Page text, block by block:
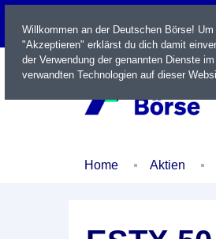
LIVE
Home Aktien
Willkommen an der Deutschen Börse!
"Akzeptieren" erklärst du dich damit
der Verwendung der genannten Dienste
verwandten Technologien auf dieser